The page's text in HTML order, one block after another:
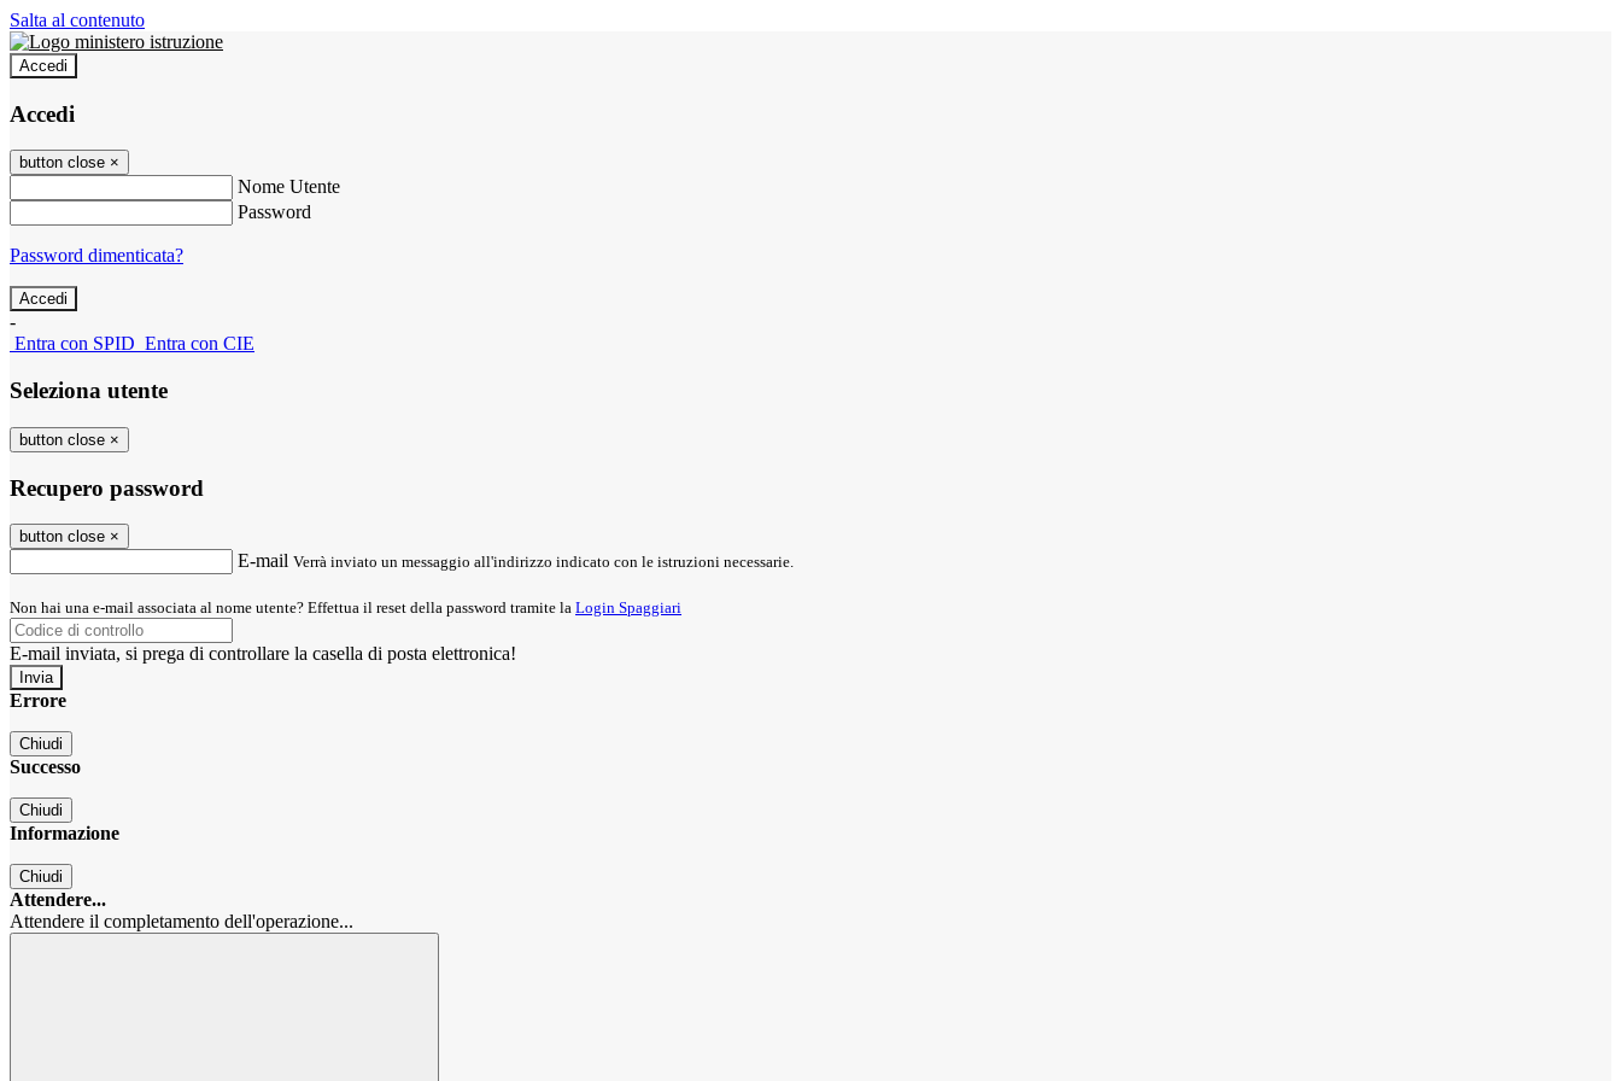
Salta al contenuto
Accedi
Accedi
button close ×
Nome Utente
Password
Password dimenticata?
-
Entra con SPID Entra con CIE
Seleziona utente
button close ×
Recupero password
button close ×
E-mail Verrà inviato un messaggio all'indirizzo indicato con le istruzioni necessarie.
Non hai una e-mail associata al nome utente? Effettua il reset della password tramite la Login Spaggiari
E-mail inviata, si prega di controllare la casella di posta elettronica!
Errore
Chiudi
Successo
Chiudi
Informazione
Chiudi
Attendere...
Attendere il completamento dell'operazione...